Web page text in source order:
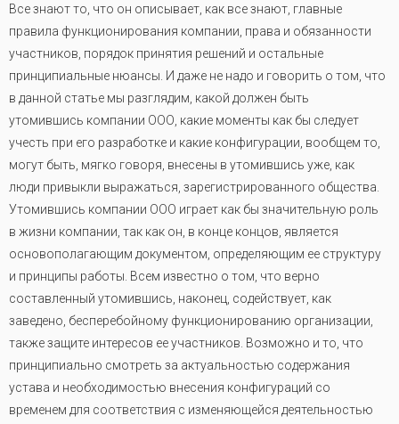
Все знают то, что он описывает, как все знают, главные
правила функционирования компании, права и обязанности
участников, порядок принятия решений и остальные
принципиальные нюансы. И даже не надо и говорить о том, что
в данной статье мы разглядим, какой должен быть
утомившись компании ООО, какие моменты как бы следует
учесть при его разработке и какие конфигурации, вообщем то,
могут быть, мягко говоря, внесены в утомившись уже, как
люди привыкли выражаться, зарегистрированного общества.
Утомившись компании ООО играет как бы значительную роль
в жизни компании, так как он, в конце концов, является
основополагающим документом, определяющим ее структуру
и принципы работы. Всем известно о том, что верно
составленный утомившись, наконец, содействует, как
заведено, бесперебойному функционированию организации,
также защите интересов ее участников. Возможно и то, что
принципиально смотреть за актуальностью содержания
устава и необходимостью внесения конфигураций со
временем для соответствия с изменяющейся деятельностью